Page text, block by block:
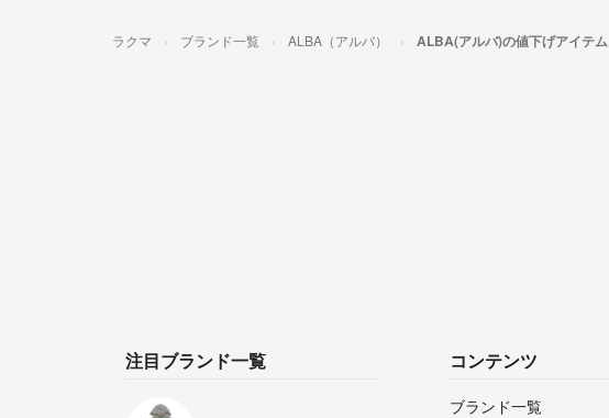
ラクマ ブランド一覧 ALBA（アルバ） ALBA(アルバ)の値下げアイテム
注目ブランド一覧 コンテンツ
ブランド一覧